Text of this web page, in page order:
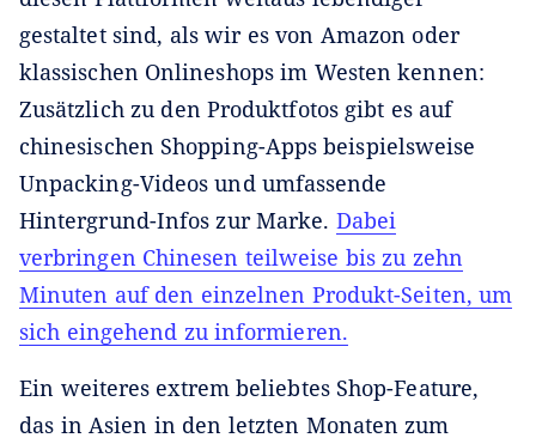
gestaltet sind, als wir es von Amazon oder
klassischen Onlineshops im Westen kennen:
Zusätzlich zu den Produktfotos gibt es auf
chinesischen Shopping-Apps beispielsweise
Unpacking-Videos und umfassende
Hintergrund-Infos zur Marke. Dabei
verbringen Chinesen teilweise bis zu zehn
Minuten auf den einzelnen Produkt-Seiten, um
sich eingehend zu informieren.
Ein weiteres extrem beliebtes Shop-Feature,
das in Asien in den letzten Monaten zum